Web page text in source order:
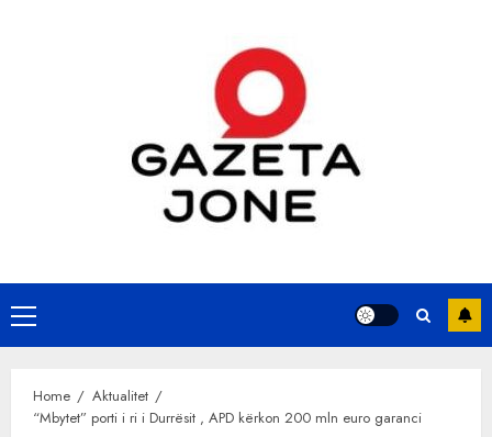
Primary
Menu
Home
Aktualitet
“Mbytet” porti i ri i Durrësit , APD kërkon 200 mln euro garanci